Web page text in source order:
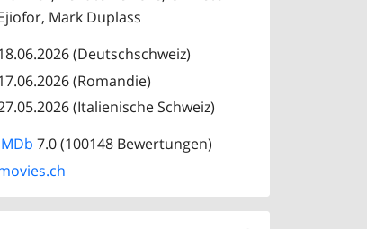
Mark Duplass
(Deutschschweiz)
(Romandie)
(Italienische Schweiz)
7.0 (100148 Bewertungen)